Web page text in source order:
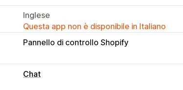
Inglese
Questa app non è disponibile in Italiano
Pannello di controllo Shopify
Chat